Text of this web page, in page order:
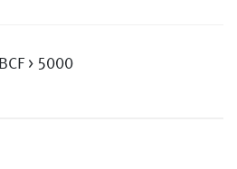
BCF > 5000